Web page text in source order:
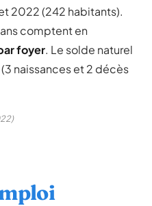
2022 (242 habitants).
comptent en
foyer. Le solde naturel
(3 naissances et 2 décès